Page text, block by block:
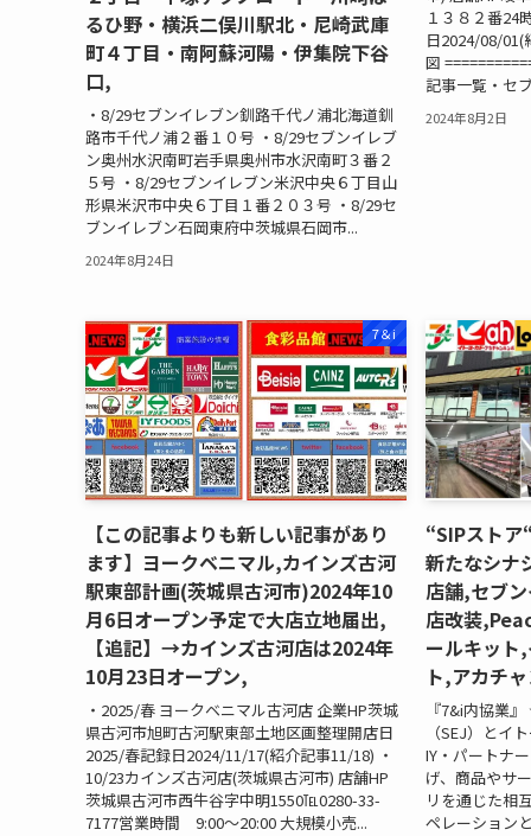
るひ野・横浜二俣川駅北・尼崎武庫
町４丁目・南阿蘇河陽・伊集院下谷
口,
・8/29セブンイレブン釧路千代ノ浦北海道釧
路市千代ノ浦２番１０号 ・8/29セブンイレブ
ン奥州水沢南町岩手県奥州市水沢南町３番２
５号 ・8/29セブンイレブン米沢中央６丁目山
形県米沢市中央６丁目１番２０３号 ・8/29セ
ブンイレブン石岡東府中茨城県石岡市...
2024年8月24日
１３８２番24
日2024/08/
図
記事一覧・セ
2024年8月2日
7＆i
【この記事よりも新しい記事があり
ます】ヨークベニマル,カインズ古河
駅東部計画(茨城県古河市)2024年10
月6日オープン予定で大店立地届出,
【追記】→カインズ古河店は2024年
10月23日オープン,
・2025/春 ヨークベニマル古河店 企業HP茨城
県古河市旭町古河駅東部土地区画整理開店日
2025/春記録日2024/11/17(紹介記事11/18) ・
10/23カインズ古河店(茨城県古河市) 店舗HP
茨城県古河市西牛谷字中明1550℡0280-33-
7177営業時間 9:00〜20:00 大規模小売...
“SIPストア
新たなシナ
店舗,セブ
店改装
ールキット
ト,アカチ
『7&i内協業
（SEJ）とイ
IY・パートナ
げ、商品やサ
リを通じた相
ペレーション